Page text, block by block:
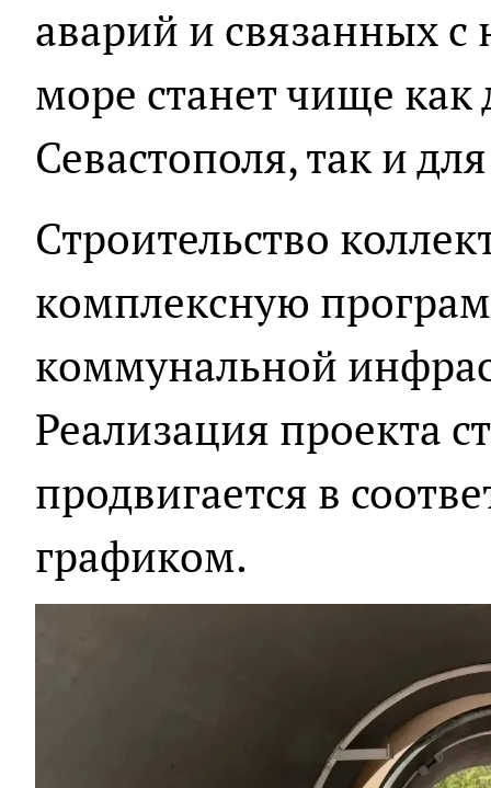
аварий и связанных
море станет чище как
Севастополя, так и
Строительство
комплексную
коммунальной
Реализация проекта
продвигается в
графиком.